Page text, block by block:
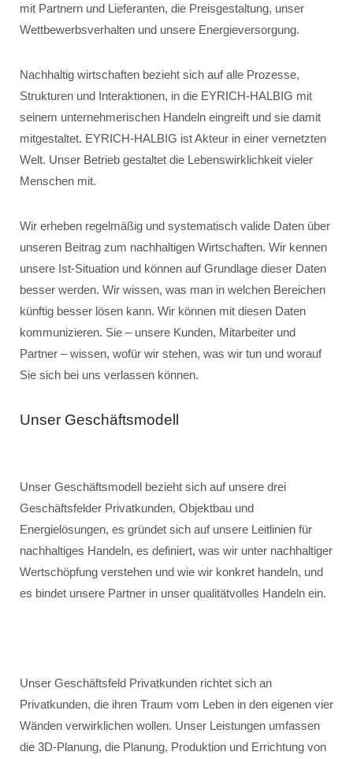
mit Partnern und Lieferanten, die Preisgestaltung, unser
Wettbewerbsverhalten und unsere Energieversorgung.
Nachhaltig wirtschaften bezieht sich auf alle Prozesse,
Strukturen und Interaktionen, in die EYRICH-HALBIG mit
seinem unternehmerischen Handeln eingreift und sie damit
mitgestaltet. EYRICH-HALBIG ist Akteur in einer vernetzten
Welt. Unser Betrieb gestaltet die Lebenswirklichkeit vieler
Menschen mit.
Wir erheben regelmäßig und systematisch valide Daten über
unseren Beitrag zum nachhaltigen Wirtschaften. Wir kennen
unsere Ist-Situation und können auf Grundlage dieser Daten
besser werden. Wir wissen, was man in welchen Bereichen
künftig besser lösen kann. Wir können mit diesen Daten
kommunizieren. Sie – unsere Kunden, Mitarbeiter und
Partner – wissen, wofür wir stehen, was wir tun und worauf
Sie sich bei uns verlassen können.
Unser Geschäftsmodell
Unser Geschäftsmodell bezieht sich auf unsere drei
Geschäftsfelder Privatkunden, Objektbau und
Energielösungen, es gründet sich auf unsere Leitlinien für
nachhaltiges Handeln, es definiert, was wir unter nachhaltiger
Wertschöpfung verstehen und wie wir konkret handeln, und
es bindet unsere Partner in unser qualitätvolles Handeln ein.
Unser Geschäftsfeld Privatkunden richtet sich an
Privatkunden, die ihren Traum vom Leben in den eigenen vier
Wänden verwirklichen wollen. Unser Leistungen umfassen
die 3D-Planung, die Planung, Produktion und Errichtung von